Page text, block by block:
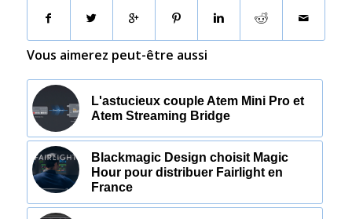
Vous aimerez peut-être aussi
L'astucieux couple Atem Mini Pro et
Atem Streaming Bridge
Blackmagic Design choisit Magic
Hour pour distribuer Fairlight en
France